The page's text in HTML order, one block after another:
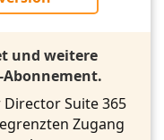
und weitere
Suite 365
Zugang